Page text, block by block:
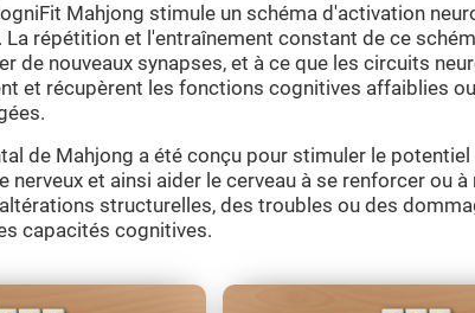
Mahjong stimule un schéma d'activation
La répétition et l'entraînement constant de ce
de nouveaux synapses, et à ce que les circuits
et récupèrent les fonctions cognitives affaiblies ou
de Mahjong a été conçu pour stimuler le
nerveux et ainsi aider le cerveau à se renforcer ou à
structurelles, des troubles ou des
capacités cognitives.